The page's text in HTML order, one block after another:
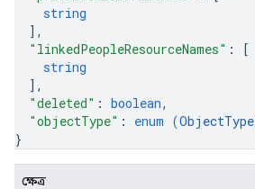
string
] ,
"linkedPeopleResourceNames" :
[
string
] ,
"deleted" : boolean,
"objectType" : enum (ObjectType
}
ক্ষেত্র